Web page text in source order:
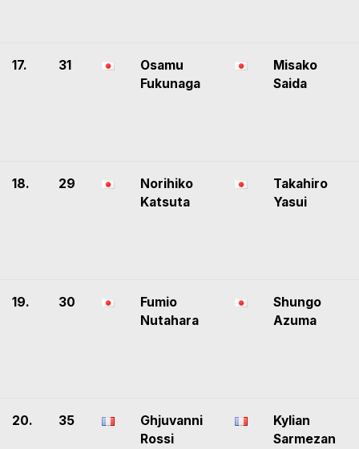
17. 31
Osamu
Fukunaga
Misako
Saida
18. 29
Norihiko
Katsuta
Takahiro
Yasui
19. 30
Fumio
Nutahara
Shungo
Azuma
20. 35
Ghjuvanni
Rossi
Kylian
Sarmezan